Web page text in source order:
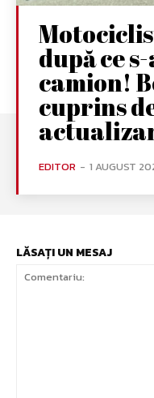
după ce
camion!
cuprins
EDITOR - 1 AUGUST
LĂSAȚI UN MESAJ